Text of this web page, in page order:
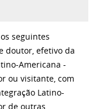
seguintes
doutor, efetivo da
Americana -
ou visitante, com
Latino-
de outras